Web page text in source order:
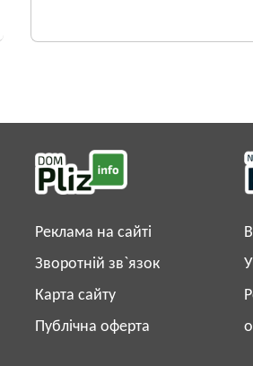
Реклама на сайті
Зворотній зв`язок
Карта сайту
Публічна оферта